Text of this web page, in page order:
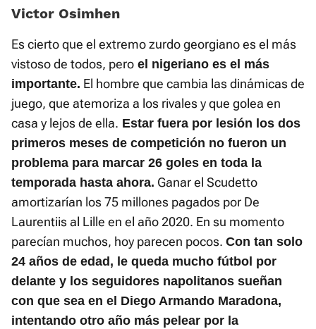
Victor Osimhen
Es cierto que el extremo zurdo georgiano es el más
vistoso de todos, pero el nigeriano es el más
importante. El hombre que cambia las dinámicas de
juego, que atemoriza a los rivales y que golea en
casa y lejos de ella. Estar fuera por lesión los dos
primeros meses de competición no fueron un
problema para marcar 26 goles en toda la
temporada hasta ahora. Ganar el Scudetto
amortizarían los 75 millones pagados por De
Laurentiis al Lille en el año 2020. En su momento
parecían muchos, hoy parecen pocos. Con tan solo
24 años de edad, le queda mucho fútbol por
delante y los seguidores napolitanos sueñan
con que sea en el Diego Armando Maradona,
intentando otro año más pelear por la